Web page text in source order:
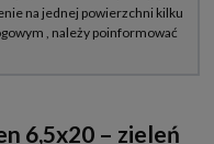
6,5x20 – zieleń